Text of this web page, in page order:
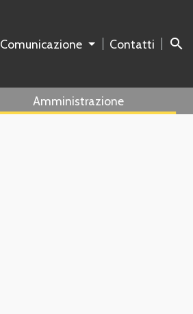
Comunicazione Contatti search
Amministrazione